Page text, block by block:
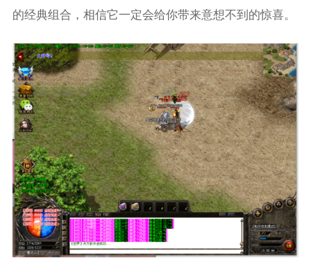
的经典组合，相信它一定会给你带来意想不到的惊喜。